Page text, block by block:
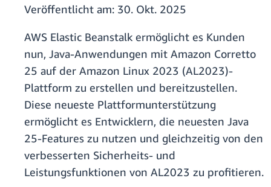
Veröffentlicht am: 30. Okt. 2025
AWS Elastic Beanstalk ermöglicht es Kunden
nun, Java-Anwendungen mit Amazon Corretto
25 auf der Amazon Linux 2023 (AL2023)-
Plattform zu erstellen und bereitzustellen.
Diese neueste Plattformunterstützung
ermöglicht es Entwicklern, die neuesten Java
25-Features zu nutzen und gleichzeitig von den
verbesserten Sicherheits- und
Leistungsfunktionen von AL2023 zu profitieren.